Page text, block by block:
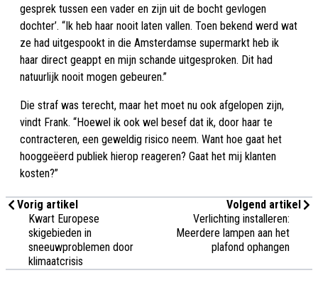
gesprek tussen een vader en zijn uit de bocht gevlogen
dochter’. “Ik heb haar nooit laten vallen. Toen bekend werd wat
ze had uitgespookt in die Amsterdamse supermarkt heb ik
haar direct geappt en mijn schande uitgesproken. Dit had
natuurlijk nooit mogen gebeuren.”
Die straf was terecht, maar het moet nu ook afgelopen zijn,
vindt Frank. “Hoewel ik ook wel besef dat ik, door haar te
contracteren, een geweldig risico neem. Want hoe gaat het
hooggeëerd publiek hierop reageren? Gaat het mij klanten
kosten?”
Vorig artikel
Kwart Europese
skigebieden in
sneeuwproblemen door
klimaatcrisis
Volgend artikel
Verlichting installeren:
Meerdere lampen aan het
plafond ophangen